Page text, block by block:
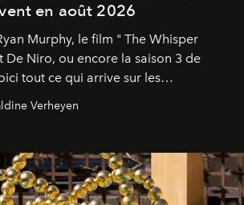
en août 2026
Murphy, le film " The Whisper
De Niro, ou encore la saison 3 de
tout ce qui arrive sur les
en août 2026.
Verheyen